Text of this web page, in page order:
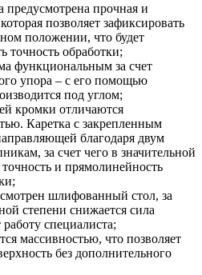
предусмотрена прочная и
позволяет зафиксировать
положении, что будет
точность обработки;
функциональным за счет
упора – с его помощью
под углом;
кромки отличаются
Каретка с закрепленным
благодаря двум
за счет чего в значительной
и прямолинейность
шлифованный стол, за
степени снижается сила
специалиста;
массивностью, что позволяет
без дополнительного